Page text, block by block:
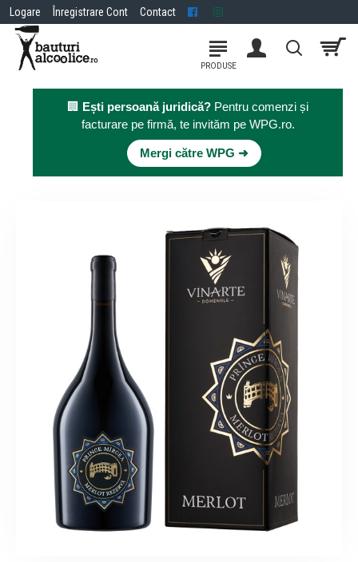
Logare Înregistrare Cont Contact
🏢 Ești persoană juridică? Pentru comenzi și
facturare pe firmă, te invităm pe WPG.ro.
Mergi către WPG ➜